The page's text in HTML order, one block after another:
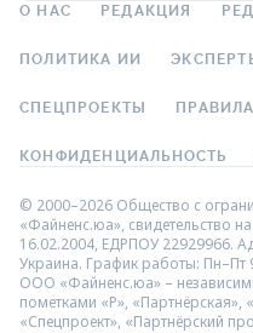
О НАС РЕДАКЦИЯ
ПОЛИТИКА ИИ
СПЕЦПРОЕКТЫ
КОНФИДЕНЦИАЛЬНОСТЬ
© 2000–2026 Общество с
«Файненс.юа», свидетельство
16.02.2004, ЕДРПОУ 22929966.
Украина. График работы: Пн–Пт
ООО «Файненс.юа» –
пометками «Р»,
«Спецпроект», «Партнёрский